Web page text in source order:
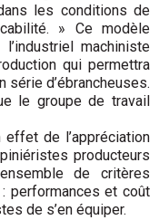
les conditions de
» Ce modèle
machiniste
qui permettra
série d’ébrancheuses.
le groupe de travail
effet de l’appréciation
producteurs
de critères
performances et coût
de s’en équiper.